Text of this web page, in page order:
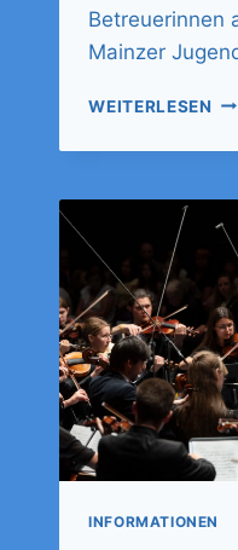
Betreuerinnen
Mainzer
WEITERLESEN
INFORMATIONEN